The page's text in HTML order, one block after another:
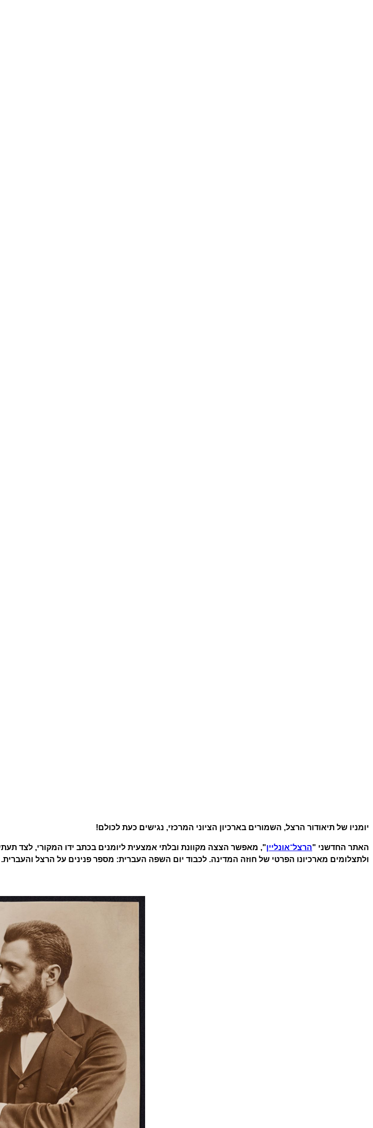
יומניו של תיאודור הרצל, השמורים בארכיון הציוני המרכזי, נגישים כעת לכולם!
האתר החדשני "הרצל־אונליין", מאפשר הצצה מקוונת ובלתי אמצעית ליומנים בכתב ידו המקורי, לצד
ולתצלומים מארכיונו הפרטי של חוזה המדינה. לכבוד יום השפה העברית: מספר פנינים על הרצל והעברית.